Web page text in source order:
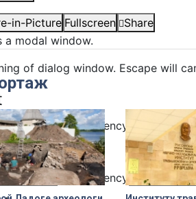
in-Picture Fullscreen
Share
a modal window.
of dialog window. Escape will
Transparency
Transparency